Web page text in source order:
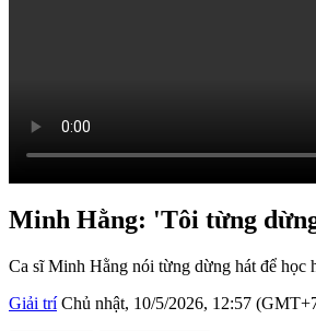
Minh Hằng: 'Tôi từng
Ca sĩ Minh Hằng nói từng dừng hát để học
Giải trí Chủ nhật, 10/5/2026, 12:57